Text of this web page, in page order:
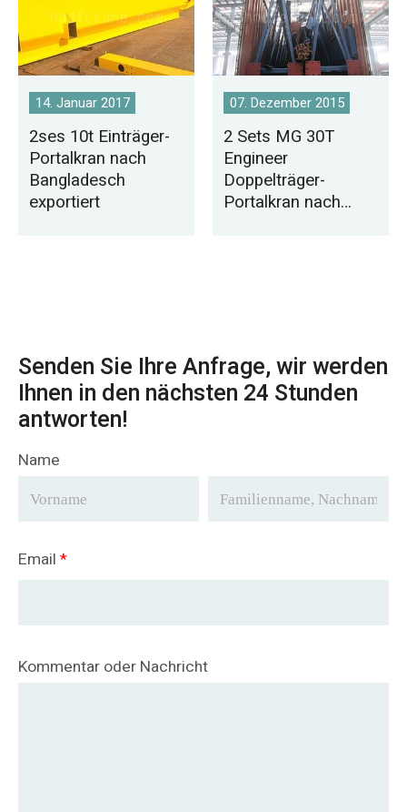
14. Januar 2017
2ses 10t Einträger-
Portalkran nach
Bangladesch
exportiert
07. Dezember 2015
2 Sets MG 30T
Engineer
Doppelträger-
Portalkran nach
Senden Sie Ihre Anfrage, wir werden
Ihnen in den nächsten 24 Stunden
antworten!
Name
Email *
Kommentar oder Nachricht